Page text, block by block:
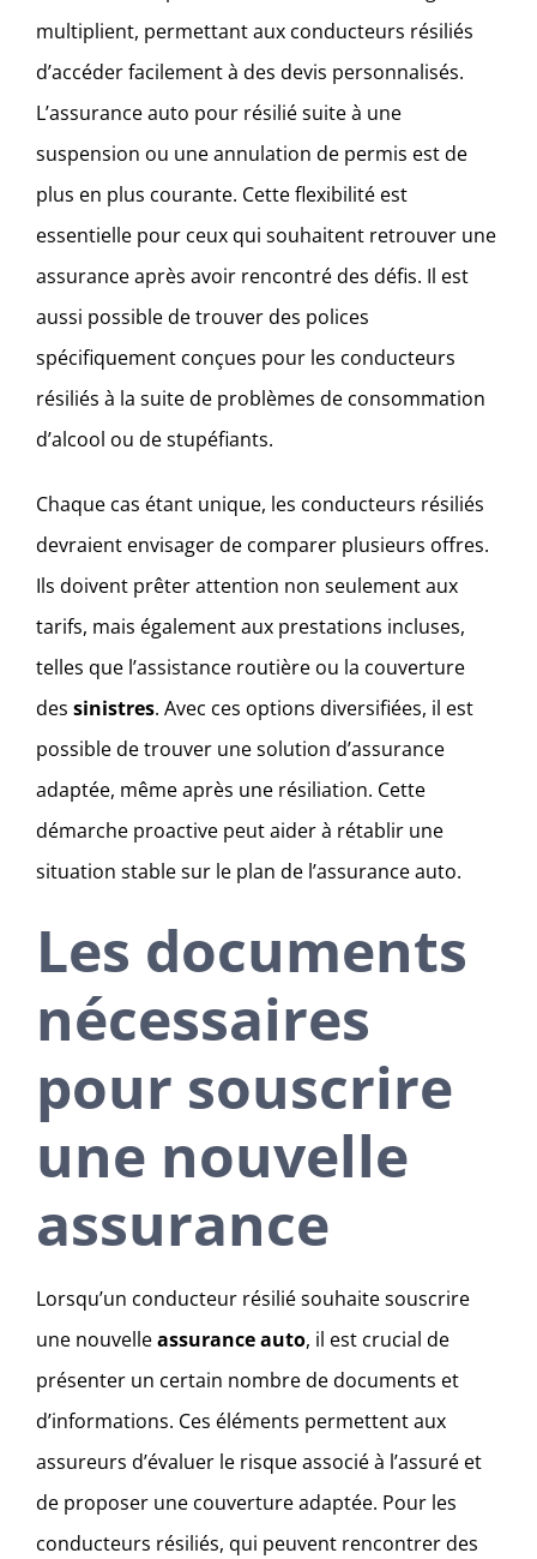
multiplient, permettant aux conducteurs résiliés
d’accéder facilement à des devis personnalisés.
L’assurance auto pour résilié suite à une
suspension ou une annulation de permis est de
plus en plus courante. Cette flexibilité est
essentielle pour ceux qui souhaitent retrouver une
assurance après avoir rencontré des défis. Il est
aussi possible de trouver des polices
spécifiquement conçues pour les conducteurs
résiliés à la suite de problèmes de consommation
d’alcool ou de stupéfiants.
Chaque cas étant unique, les conducteurs résiliés
devraient envisager de comparer plusieurs offres.
Ils doivent prêter attention non seulement aux
tarifs, mais également aux prestations incluses,
telles que l’assistance routière ou la couverture
des sinistres. Avec ces options diversifiées, il est
possible de trouver une solution d’assurance
adaptée, même après une résiliation. Cette
démarche proactive peut aider à rétablir une
situation stable sur le plan de l’assurance auto.
Les documents
nécessaires
pour souscrire
une nouvelle
assurance
Lorsqu’un conducteur résilié souhaite souscrire
une nouvelleassurance auto, il est crucial de
présenter un certain nombre de documents et
d’informations. Ces éléments permettent aux
assureurs d’évaluer le risque associé à l’assuré et
de proposer une couverture adaptée. Pour les
conducteurs résiliés, qui peuvent rencontrer des